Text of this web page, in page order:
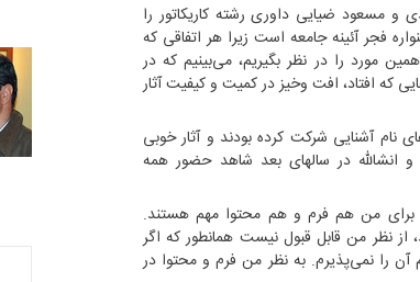
و مسعود ضیایی داوری رشته کاریکاتور را
فجر آئینه جامعه است زیرا هر اتفاقی که
مورد را در نظر بگیریم، می‌بینیم که در
که افتاد، افت وخیز در کمیت و کیفیت آثار
نام آشنایی شرکت کرده بودند و آثار خوبی
و انشالله در سالهای بعد شاهد حضور همه
برای من هم فرم و هم محتوا مهم هستند.
نظر من قابل قبول نیست همانطور که اگر
را نمی‌پذیرم. به نظر من فرم و محتوا در